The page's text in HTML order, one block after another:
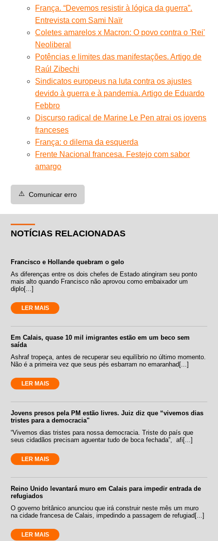
França. “Devemos resistir à lógica da guerra”.
Entrevista com Sami Naïr
Coletes amarelos x Macron: O povo contra o 'Rei'
Neoliberal
Potências e limites das manifestações. Artigo de
Raúl Zibechi
Sindicatos europeus na luta contra os ajustes
devido à guerra e à pandemia. Artigo de Eduardo
Febbro
Discurso radical de Marine Le Pen atrai os jovens
franceses
França: o dilema da esquerda
Frente Nacional francesa. Festejo com sabor
amargo
⚠️ Comunicar erro
NOTÍCIAS RELACIONADAS
Francisco e Hollande quebram o gelo
As diferenças entre os dois chefes de Estado atingiram seu ponto
mais alto quando Francisco não aprovou como embaixador um
diplo[...]
LER MAIS
Em Calais, quase 10 mil imigrantes estão em um beco sem
saída
Ashraf tropeça, antes de recuperar seu equilíbrio no último momento.
Não é a primeira vez que seus pés esbarram no emaranhad[...]
LER MAIS
Jovens presos pela PM estão livres. Juiz diz que “vivemos dias
tristes para a democracia"
“Vivemos dias tristes para nossa democracia. Triste do país que
seus cidadãos precisam aguentar tudo de boca fechada”, afi[...]
LER MAIS
Reino Unido levantará muro em Calais para impedir entrada de
refugiados
O governo britânico anunciou que irá construir neste mês um muro
na cidade francesa de Calais, impedindo a passagem de refugiad[...]
LER MAIS